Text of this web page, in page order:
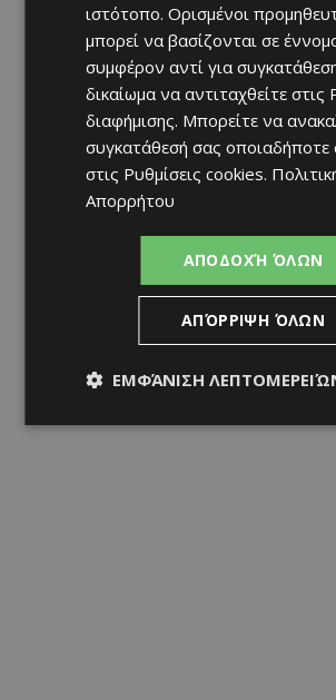
ιστότοπο. Ορισμένοι
μπορεί να βασίζονται σε
συμφέρον αντί για
δικαίωμα να αντιταχθείτε στις
διαφήμισης. Μπορείτε να
συγκατάθεσή σας οποιαδήποτε
στις Ρυθμίσεις cookies.
Απορρήτου
ΑΠΟΔΟΧΉ ΌΛΩΝ
ΑΠΌΡΡΙΨΗ ΌΛΩΝ
ΕΜΦΆΝΙΣΗ